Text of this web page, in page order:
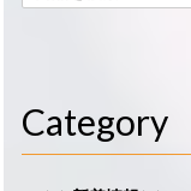
Category